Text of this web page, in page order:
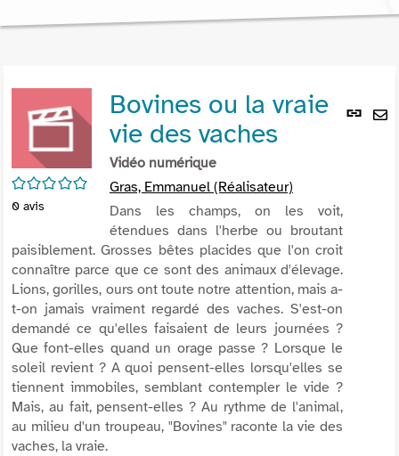
Lien
/5
0 avis
Bovines ou la vraie
vie des vaches
Vidéo numérique
Gras, Emmanuel (Réalisateur)
Dans les champs, on les voit,
étendues dans l'herbe ou broutant
paisiblement. Grosses bêtes placides que l'on croit
connaître parce que ce sont des animaux d'élevage.
Lions, gorilles, ours ont toute notre attention, mais a-
t-on jamais vraiment regardé des vaches. S'est-on
demandé ce qu'elles faisaient de leurs journées ?
Que font-elles quand un orage passe ? Lorsque le
soleil revient ? A quoi pensent-elles lorsqu'elles se
tiennent immobiles, semblant contempler le vide ?
Mais, au fait, pensent-elles ? Au rythme de l'animal,
au milieu d'un troupeau, "Bovines" raconte la vie des
vaches, la vraie.